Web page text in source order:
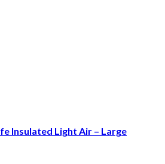
Insulated Light Air – Large